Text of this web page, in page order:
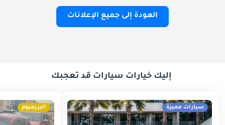
العودة إلى جميع الإعلانات
إليك خيارات سيارات قد تعجبك
سيارات مميزة البريميوم